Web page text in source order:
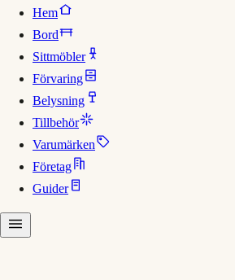
Hem
Bord
Sittmöbler
Förvaring
Belysning
Tillbehör
Varumärken
Företag
Guider